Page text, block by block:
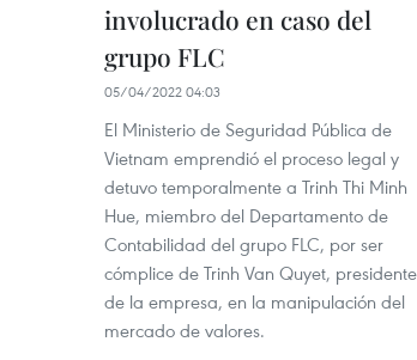
involucrado en caso del
grupo FLC
05/04/2022 04:03
El Ministerio de Seguridad Pública de
Vietnam emprendió el proceso legal y
detuvo temporalmente a Trinh Thi Minh
Hue, miembro del Departamento de
Contabilidad del grupo FLC, por ser
cómplice de Trinh Van Quyet, presidente
de la empresa, en la manipulación del
mercado de valores.